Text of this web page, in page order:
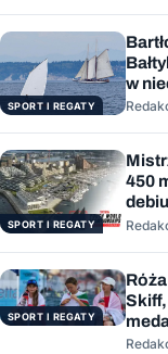
SPORT I REGATY
w
SPORT I REGATY
450
SPORT I REGATY
Skiff,